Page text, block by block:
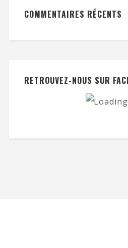
COMMENTAIRES RÉCENTS
RETROUVEZ-NOUS SUR